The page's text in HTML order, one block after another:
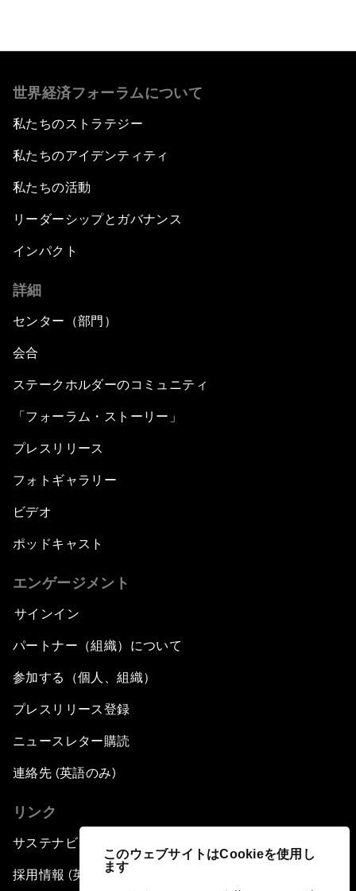
このウェブサイトはCookieを使用し
ます
世界経済フォーラムについて
私たちのストラテジー
私たちのアイデンティティ
私たちの活動
リーダーシップとガバナンス
インパクト
詳細
センター（部門）
会合
ステークホルダーのコミュニティ
「フォーラム・ストーリー」
プレスリリース
フォトギャラリー
ビデオ
ポッドキャスト
エンゲージメント
サインイン
パートナー（組織）について
参加する（個人、組織）
プレスリリース登録
ニュースレター購読
連絡先 (英語のみ)
リンク
サステナビリティへの取り組み
採用情報 (英語のみ)